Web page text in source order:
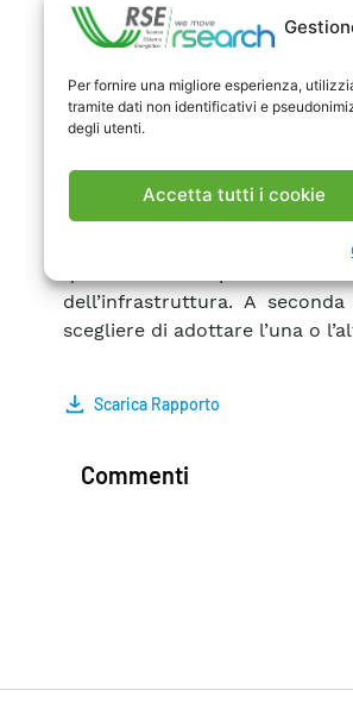
Per fornire una migliore esperienza,
tramite dati non identificativi e
degli utenti.
Accetta tutti i cookie
principali metriche di QoS e,
mobili e nomadiche e delle
L’analisi effettuata delle
wireless ha portato
poter soddisfare i requisiti
gestione delle Smart Grid.
La scelta tra quali
dell’infrastruttura. A
scegliere di adottare l’una o
Scarica Rapporto
Commenti